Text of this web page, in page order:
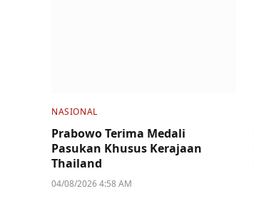
NASIONAL
Prabowo Terima Medali
Pasukan Khusus Kerajaan
Thailand
04/08/2026 4:58 AM